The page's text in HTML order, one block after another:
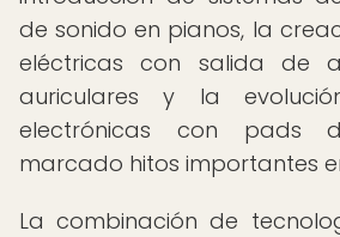
de sonido en pianos, la
eléctricas con salida de
auriculares y la
electrónicas con pads
marcado hitos importantes
La combinación de